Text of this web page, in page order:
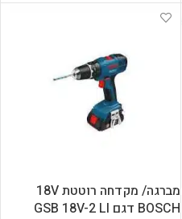
מברגה/ מקדחה רוטטת 18V
BOSCH דגם GSB 18V-2 LI